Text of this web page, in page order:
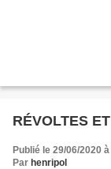
RÉVOLTES
Publié le 29/06/2020
Par henripol